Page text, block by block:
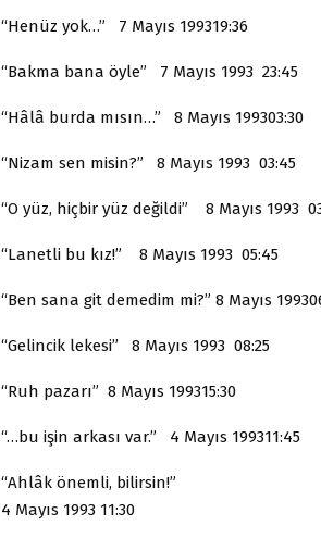
“Henüz yok…” 7 Mayıs 199319:36
“Bakma bana öyle” 7 Mayıs 1993 23:45
“Hâlâ burda mısın…” 8 Mayıs 199303:30
“Nizam sen misin?” 8 Mayıs 1993 03:45
“O yüz, hiçbir yüz değildi” 8 Mayıs 1993
“Lanetli bu kız!” 8 Mayıs 1993 05:45
“Ben sana git demedim mi?” 8 Mayıs
“Gelincik lekesi” 8 Mayıs 1993 08:25
“Ruh pazarı” 8 Mayıs 199315:30
“…bu işin arkası var.” 4 Mayıs 199311:45
“Ahlâk önemli, bilirsin!”
4 Mayıs 1993 11:30